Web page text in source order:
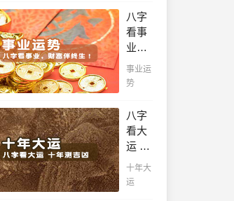
一生
好命
运！
把握
先
机，
避
凶，
弯
路，
点击
此处
查
八字
看事
业，
财富
伴终
哪日
出生
的人
最有
财官
之
事业运
势
八字
看大
运 十
年测
吉
十年大
运